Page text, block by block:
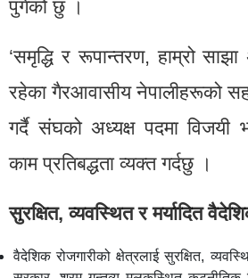
पुगेको छु ।
‘समृद्धि र रूपान्तरण, हाम्रो
रहेका गैरआवासीय नेपालीहरूको
गर्दै संघको अध्यक्ष पदमा विजयी
काम प्रतिबद्धता व्यक्त गर्दछु ।
सुरक्षित, व्यवस्थित र मर्यादित
वैदेशिक रोजगारीको क्षेत्रलाई सुरक्षित,